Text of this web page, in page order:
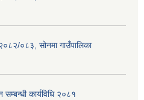
०८३, सोनमा गाउँपालिका
कार्यविधि २०८१